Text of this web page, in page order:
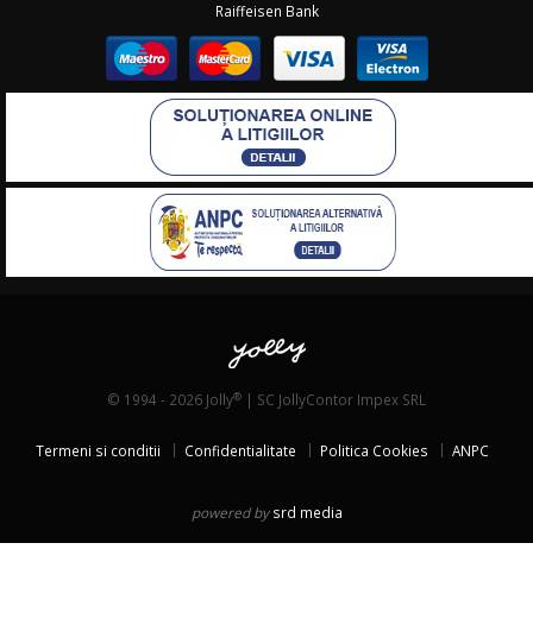
Raiffeisen Bank
© 1994 - 2026 Jolly® | SC JollyContor Impex SRL
Termeni si conditii Confidentialitate Politica Cookies ANPC
powered by srd media